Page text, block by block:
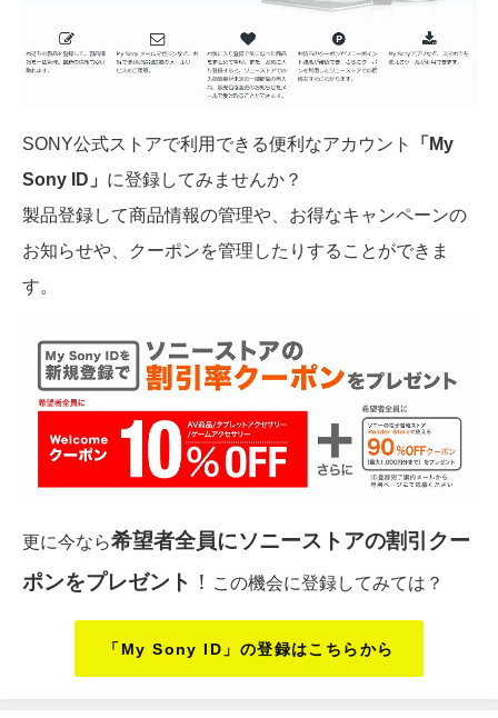
SONY公式ストアで利用できる便利なアカウント
「My
Sony ID」 に登録してみませんか？
製品登録して商品情報の管理や、お得なキャンペーンの
お知らせや、クーポンを管理したりすることができま
す。
更に今なら希望者全員にソニーストアの割引クー
ポンをプレゼント ！ この機会に登録してみては？
「My Sony ID」の登録はこちらから